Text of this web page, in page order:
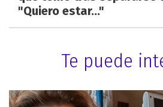
"Quiero estar..."
Te puede